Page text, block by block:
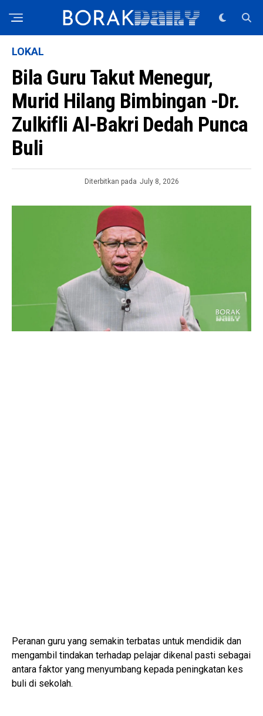
LOKAL
Bila Guru Takut Menegur,
Murid Hilang Bimbingan -Dr.
Zulkifli Al-Bakri Dedah Punca
Buli
Diterbitkan pada July 8, 2026
Peranan guru yang semakin terbatas untuk mendidik dan
mengambil tindakan terhadap pelajar dikenal pasti sebagai
antara faktor yang menyumbang kepada peningkatan kes
buli di sekolah.